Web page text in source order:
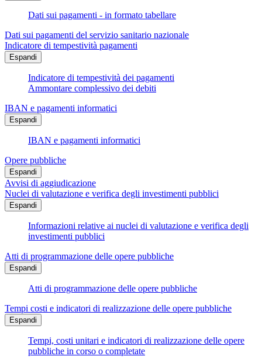
Dati sui pagamenti - in formato tabellare
Dati sui pagamenti del servizio sanitario nazionale
Indicatore di tempestività pagamenti
Espandi
Indicatore di tempestività dei pagamenti
Ammontare complessivo dei debiti
IBAN e pagamenti informatici
Espandi
IBAN e pagamenti informatici
Opere pubbliche
Espandi
Avvisi di aggiudicazione
Nuclei di valutazione e verifica degli investimenti pubblici
Espandi
Informazioni relative ai nuclei di valutazione e verifica degli
investimenti pubblici
Atti di programmazione delle opere pubbliche
Espandi
Atti di programmazione delle opere pubbliche
Tempi costi e indicatori di realizzazione delle opere pubbliche
Espandi
Tempi, costi unitari e indicatori di realizzazione delle opere
pubbliche in corso o completate